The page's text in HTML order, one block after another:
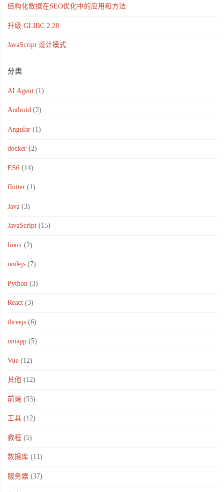
结构化数据在SEO优化中的应用和方法
升级 GLIBC 2.28
JavaScript 设计模式
分类
AI Agent(1)
Android(2)
Angular(1)
docker(2)
ES6(14)
flutter(1)
Java(3)
JavaScript(15)
linux(2)
nodejs(7)
Python (3)
React(3)
threejs(6)
uniapp(5)
Vue(12)
其他 (12)
前端 (53)
工具 (12)
教程 (5)
数据库 (11)
服务器 (37)